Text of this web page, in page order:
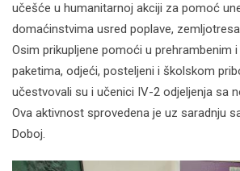
učešće u humanitarnoj akciji za pomoć
domaćinstvima usred poplave,
Osim prikupljene pomoći u prehrambenim
paketima, odjeći, posteljeni i školskom
učestvovali su i učenici IV-2 odjeljenja sa
Ova aktivnost sprovedena je uz saradnju
Doboj.